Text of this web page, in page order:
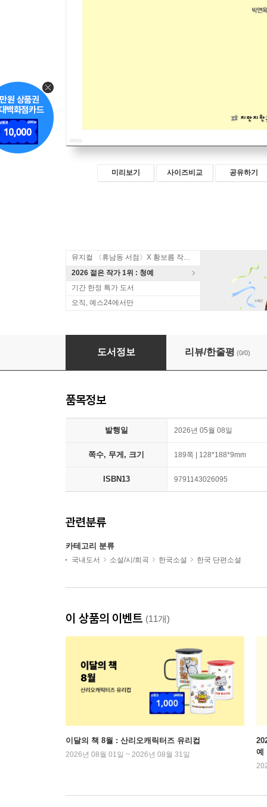
미리보기 사이즈비교 공유하기
뮤지컬 〈휴남동 서점〉X 황보름 작가 북토크
2026 젊은 작가 1위 : 청예
기간 한정 특가 도서
오직, 예스24에서만
초판본 이익상 단편집
도서정보 리뷰/한줄평 (0/0)
품목정보
발행일 2026년 05월 08일
쪽수, 무게, 크기 189쪽 | 128*188*9mm
ISBN13 9791143026095
관련분류
카테고리 분류
국내도서 소설/시/희곡 한국소설 한국 단편소설
이 상품의 이벤트 (11개)
이달의 책 8월 : 산리오캐릭터즈 유리컵
2026년 08월 01일 ~ 2026년 08월 31일
예